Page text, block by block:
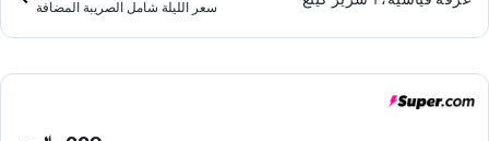
سعر الليلة شامل الصريبة المضافة